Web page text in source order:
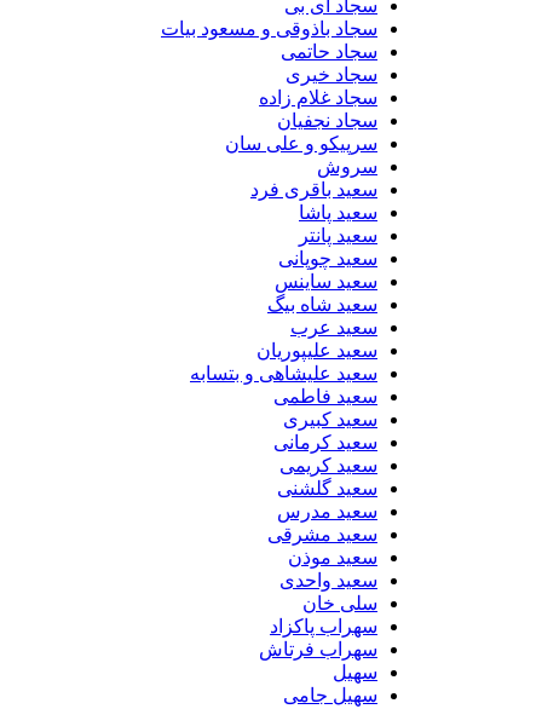
سجاد ای بی
سجاد باذوقی و مسعود بیات
سجاد حاتمی
سجاد خیری
سجاد غلام زاده
سجاد نجفیان
سرپیکو و علی سان
سروش
سعید باقری فرد
سعید پاشا
سعید پانتر
سعید چوپانی
سعید ساینس
سعید شاه بیگ
سعید عرب
سعید علیپوریان
سعید علیشاهی و بتسابه
سعید فاطمی
سعید کبیری
سعید کرمانی
سعید کریمی
سعید گلشنی
سعید مدرس
سعید مشرقی
سعید موذن
سعید واحدی
سلی خان
سهراب پاکزاد
سهراب فرتاش
سهیل
سهیل جامی